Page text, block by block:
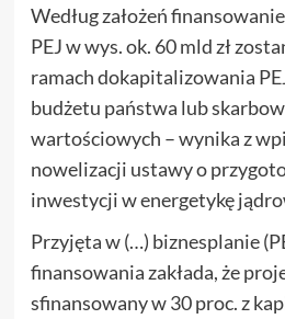
Według założeń
PEJ w wys. ok. 60 mld zł
ramach dokapitalizowania
budżetu państwa lub
wartościowych – wynika z
nowelizacji ustawy o
inwestycji w energetykę
Przyjęta w (…) biznesplanie
finansowania zakłada, że
sfinansowany w 30 proc. z